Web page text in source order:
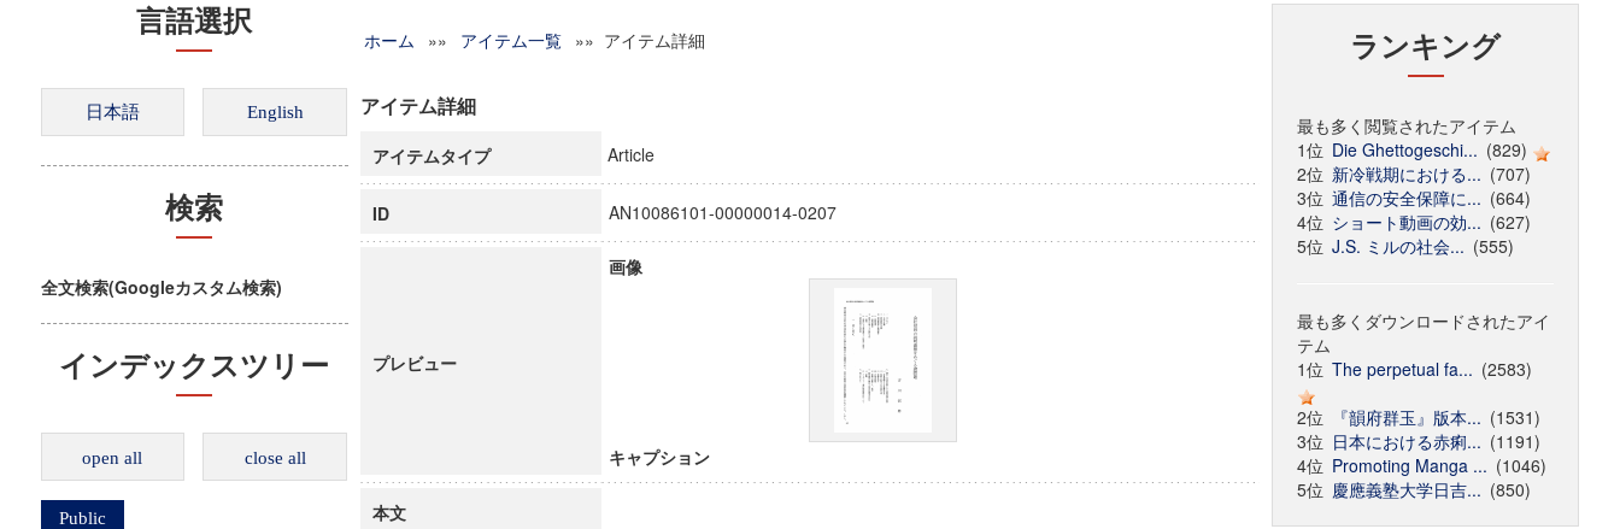
言語選択
検索
全文検索(Googleカスタム検索)
インデックスツリー
open all close all
Public
ホーム »» アイテム一覧 »» アイテム詳細
アイテム詳細
アイテムタイプ Article
ID AN10086101-00000014-0207
プレビュー
画像
キャプション
本文
ランキング
最も多く閲覧されたアイテム
1位 Die Ghettogeschi... (829)
2位 新冷戦期における... (707)
3位 通信の安全保障に... (664)
4位 ショート動画の効... (627)
5位 J.S. ミルの社会... (555)
最も多くダウンロードされたアイ
テム
1位 The perpetual fa... (2583)
2位
『韻府群玉』版本... (1531)
3位 日本における赤痢... (1191)
4位 Promoting Manga ... (1046)
5位 慶應義塾大学日吉... (850)